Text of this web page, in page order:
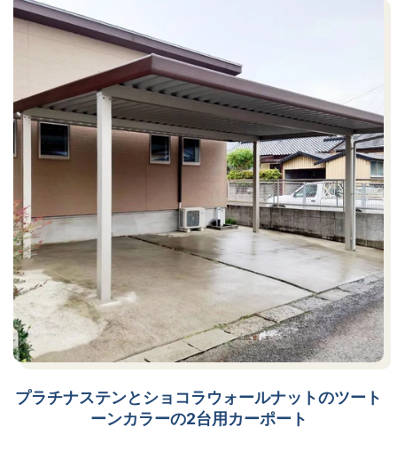
プラチナステンとショコラウォールナットのツート
ーンカラーの2台用カーポート